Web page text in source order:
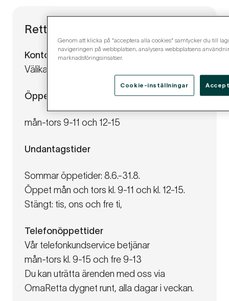
Retta Isännöinti, Nokia
Kontorets kontaktuppgifter
Välikatu 13 Lh 1, 37100 Nokia
Öppettider
mån-tors 9-11 och 12-15
Undantagstider
Sommar öppetider: 8.6.-31.8.
Öppet mån och tors kl. 9-11 och kl. 12-15.
Stängt: tis, ons och fre ti,
Telefonöppettider
Vår telefonkundservice betjänar
mån-tors kl. 9-15 och fre 9-13
Du kan uträtta ärenden med oss via
OmaRetta dygnet runt, alla dagar i veckan.
Genom att klicka på "acceptera alla cookies" samtycker du till
navigeringen på webbplatsen, analysera webbplatsens
marknadsföringsinsatser.
Cookie-inställningar